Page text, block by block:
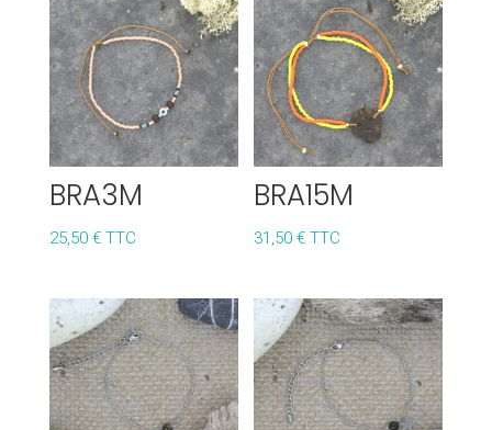
BRA3M
25,50 € TTC
BRA15M
31,50€ TTC